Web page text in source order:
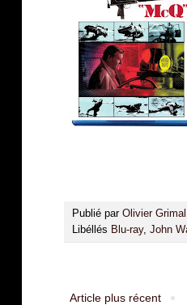
Publié par Olivier Grimal
Libéllés Blu-ray, John
Article plus récent